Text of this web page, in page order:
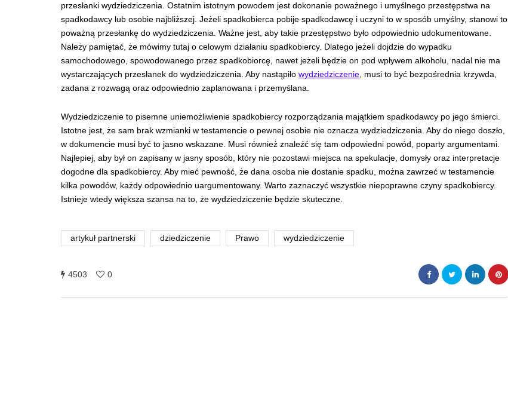
przesłanki wydziedziczenia. Ostatnim istotnym powodem jest dokonanie poważnego i umyślnego przestępstwa na
spadkodawcy lub osobie najbliższej. Jeżeli spadkobierca pobije spadkodawcę i uczyni to w sposób umyślny, stanowi to
poważną przesłankę do wydziedziczenia. Ważne jest, aby takie przestępstwo było odpowiednio udokumentowane.
Należy pamiętać, że mówimy tutaj o celowym działaniu spadkobiercy. Dlatego jeżeli dojdzie do wypadku
samochodowego, spowodowanego przez spadkobiorcę, nawet jeżeli będzie on pod wpływem alkoholu, nadal nie ma
wystarczających przesłanek do wydziedziczenia. Aby nastąpiło wydziedziczenie, musi to być bezpośrednia krzywda,
zadana z rozwagą oraz odpowiednio zaplanowana i przemyślana.
Wydziedziczenie to pisemne uniemożliwienie spadkobiercy rozporządzania majątkiem spadkodawcy po jego śmierci.
Istotne jest, że sam brak wzmianki w testamencie o pewnej osobie nie oznacza wydziedziczenia. Aby do niego doszło,
w dokumencie musi być to jasno wskazane. Musi również znaleźć się tam odpowiedni powód, poparty argumentami.
Najlepiej, aby był on zapisany w jasny sposób, który nie pozostawi miejsca na spekulacje, domysły oraz interpretacje
dogodne dla spadkobiercy. Aby mieć pewność, że dana osoba nie dostanie spadku, można zawrzeć w testamencie
kilka powodów, każdy odpowiednio uargumentowany. Warto zaznaczyć wszystkie niepoprawne czyny spadkobiercy.
Istnieje wtedy większa szansa na to, że wydziedziczenie będzie skuteczne.
artykuł partnerski dziedziczenie Prawo wydziedziczenie
4503 0